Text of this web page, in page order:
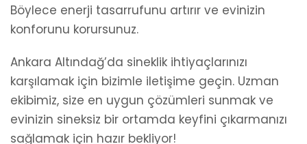
Böylece enerji tasarrufunu artırır ve evinizin
konforunu korursunuz.
Ankara Altındağ’da sineklik ihtiyaçlarınızı
karşılamak için bizimle iletişime geçin. Uzman
ekibimiz, size en uygun çözümleri sunmak ve
evinizin sineksiz bir ortamda keyfini çıkarmanızı
sağlamak için hazır bekliyor!